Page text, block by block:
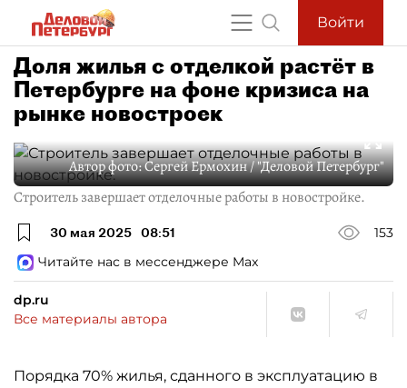
Войти
Доля жилья с отделкой растёт в
Петербурге на фоне кризиса на
рынке новостроек
Автор фото:Сергей Ермохин / "Деловой Петербург"
Строитель завершает отделочные работы в новостройке.
30 мая 2025 08:51
153
Читайте нас в мессенджере Max
dp.ru
Все материалы автора
Порядка 70% жилья, сданного в эксплуатацию в